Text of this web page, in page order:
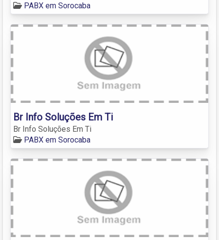
PABX em Sorocaba
Br Info Soluções Em Ti
Br Info Soluções Em Ti
PABX em Sorocaba